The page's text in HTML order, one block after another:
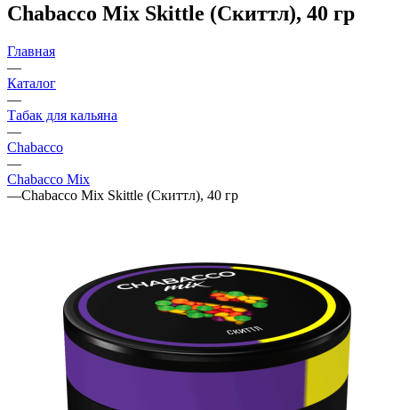
Chabacco Mix Skittle (Скиттл), 40 гр
Главная
—
Каталог
—
Табак для кальяна
—
Chabacco
—
Chabacco Mix
—Chabacco Mix Skittle (Скиттл), 40 гр